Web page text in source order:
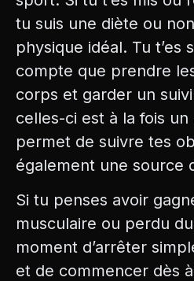
tu suis une diète ou
physique idéal. Tu t’es
compte que prendre
corps et garder un
celles-ci est à la fois
permet de suivre tes
également une source
Si tu penses avoir
musculaire ou perdu
moment d’arrêter
et de commencer dès